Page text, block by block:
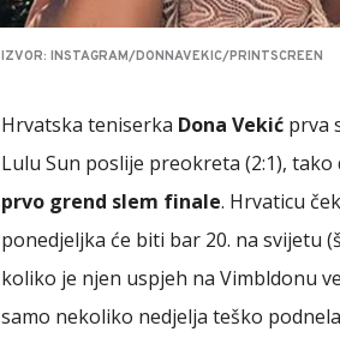
IZVOR: INSTAGRAM/DONNAVEKIC/PRINTSCREEN
Hrvatska teniserka Dona Vekić prva
Lulu Sun poslije preokreta (2:1),
prvo grend slem finale. Hrvaticu
ponedjeljka će biti bar 20. na svijetu
koliko je njen uspjeh na Vimbldonu
samo nekoliko nedjelja teško